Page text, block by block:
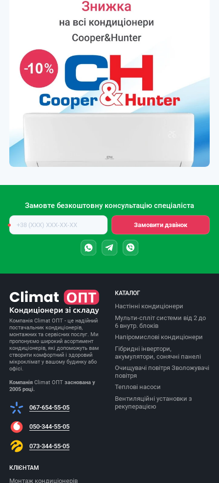
Замовте безкоштовну консультацію спеціаліста
Номер
телефону
Замовити дзвінок
Компанія Climat ОПТ - це надійний
постачальник кондиціонерів,
монтажних та сервісних послуг. Ми
пропонуємо широкий асортимент
кондиціонерів, які допоможуть вам
створити комфортний і здоровий
мікроклімат у вашому будинку або
офісі.
Компанія Climat ОПТзаснована у
2005 році.
067-654-55-05
050-344-55-05
073-344-55-05
КАТАЛОГ
Настінні кондиціонери
Мульти-спліт системи від 2 до
6 внутр. блоків
Напіромислові кондиціонери
Гібридні інвертори,
акумулятори, сонячні панелі
Очищувачі повітря Зволожувачі
повітря
Теплові насоси
Вентиляційні установки з
рекуперацією
КЛІЄНТАМ
Монтаж кондиціонерів